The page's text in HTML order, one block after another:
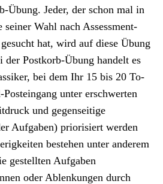
Übung. Jeder, der schon mal in
seiner Wahl nach Assessment-
hat, wird auf diese Übung
der Postkorb-Übung handelt es
bei dem Ihr 15 bis 20 To-
unter erschwerten
und gegenseitige
Aufgaben) priorisiert werden
bestehen unter anderem
gestellten Aufgaben
oder Ablenkungen durch